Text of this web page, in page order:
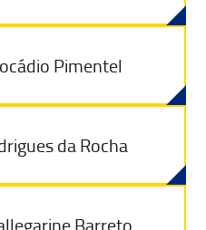
Pimentel
da Rocha
Barreto